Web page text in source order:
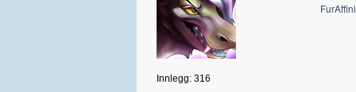
Innlegg: 316